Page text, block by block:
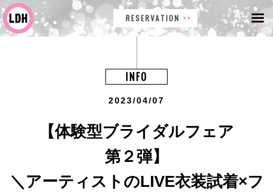
RESERVATION
INFO
2023/04/07
【体験型ブライダルフェア
第２弾】
＼アーティストのLIVE衣装試着×フ